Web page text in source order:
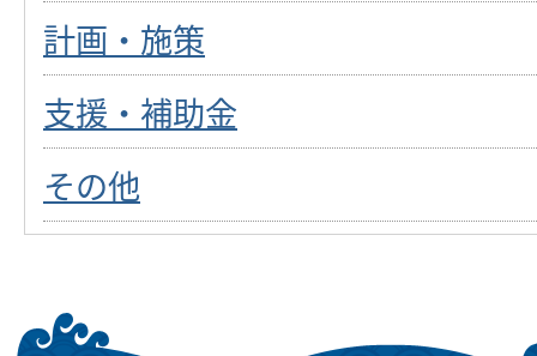
計画・施策
支援・補助金
その他